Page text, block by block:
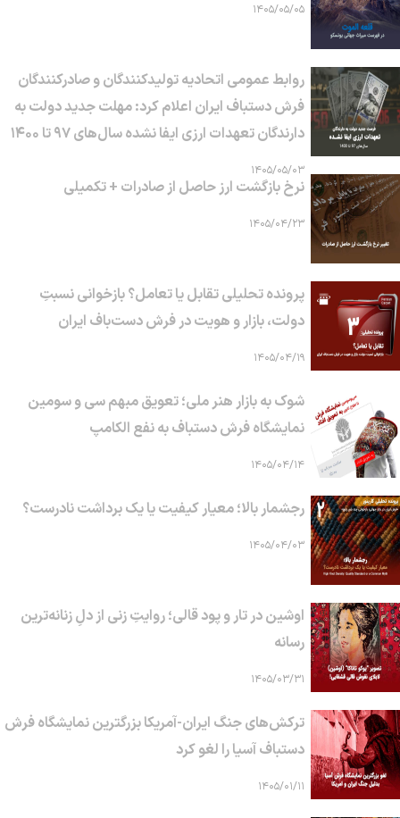
۱۴۰۵/۰۵/۰۵
روابط عمومی اتحادیه تولیدکنندگان و صادرکنندگان
فرش دستباف ایران اعلام کرد: مهلت جدید دولت به
دارندگان تعهدات ارزی ایفا نشده سال‌های ۹۷ تا ۱۴۰۰
۱۴۰۵/۰۵/۰۳
نرخ بازگشت ارز حاصل از صادرات + تکمیلی
۱۴۰۵/۰۴/۲۳
پرونده تحلیلی تقابل یا تعامل؟ بازخوانی نسبتِ
دولت، بازار و هویت در فرش دست‌باف ایران
۱۴۰۵/۰۴/۱۹
شوک به بازار هنر ملی؛ تعویق مبهم سی و سومین
نمایشگاه فرش دستباف به نفع الکامپ
۱۴۰۵/۰۴/۱۴
رجشمار بالا؛ معیار کیفیت یا یک برداشت نادرست؟
۱۴۰۵/۰۴/۰۳
اوشین در تار و پود قالی؛ روایتِ زنی از دلِ زنانه‌ترین
رسانه
۱۴۰۵/۰۳/۳۱
ترکش‌های جنگ ایران-آمریکا بزرگترین نمایشگاه فرش
دستباف آسیا را لغو کرد
۱۴۰۵/۰۱/۱۱